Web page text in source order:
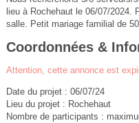
lieu à Rochehaut le 06/07/2024.
salle. Petit mariage familial de
Coordonnées &
Attention, cette annonce est
Date du projet : 06/07/24
Lieu du projet : Rochehaut
Nombre de participants :